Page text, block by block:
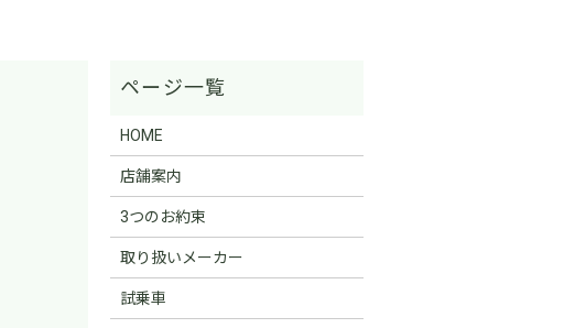
HOME
店舗案内
3つのお約束
取り扱いメーカー
試乗車